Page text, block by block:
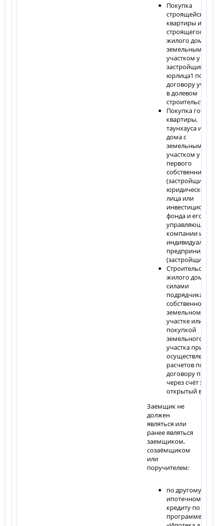
Покупка
строящейся
квартиры или
строящегося
жилого дома с
земельным
участком у
застройщика-
юрлица1 по
договору
в долевом
строительстве
Покупка
квартиры,
таунхауса или
дома с
земельным
участком у
первого
собственника
(застройщика)
юридического
лица или
фонда и его
управляющей
компании или
(застройщика)
Строительство
жилого дома
силами
подрядчика на
собственном
земельном
участке или с
покупкой
земельного
участка при
осуществлении
расчетов по
договору
через счёт
открытый в
Заемщик не
должен
являться или
ранее являться
заемщиком,
созаёмщиком
или
поручителем:
по другому
ипотечному
кредиту по
программе